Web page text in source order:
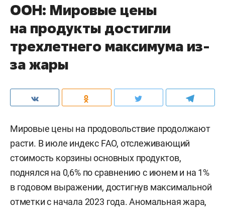
ООН: Мировые цены
на продукты достигли
трехлетнего максимума из-
за жары
Мировые цены на продовольствие продолжают
расти. В июле индекс FAO, отслеживающий
стоимость корзины основных продуктов,
поднялся на 0,6% по сравнению с июнем и на 1%
в годовом выражении, достигнув максимальной
отметки с начала 2023 года. Аномальная жара,